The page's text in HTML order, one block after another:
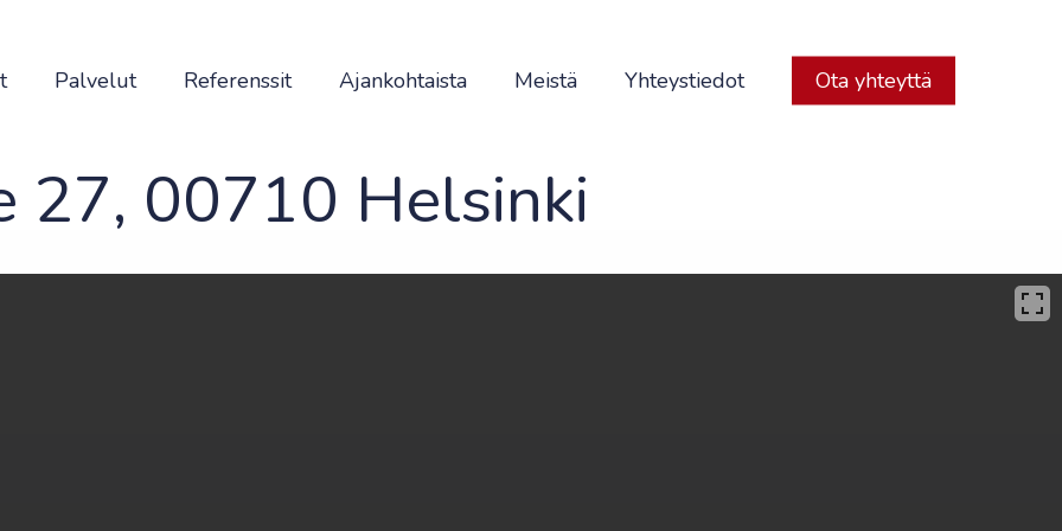
Palvelut Referenssit Ajankohtaista Meistä Yhteystiedot Ota yhteyttä
27, 00710 Helsinki